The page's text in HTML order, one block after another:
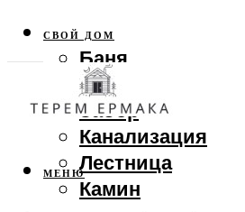
СВОЙ ДОМ
Баня
Веранда
Забор
Канализация
Лестница
Камин
МЕНЮ